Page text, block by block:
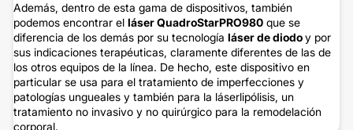
Además, dentro de esta gama de dispositivos, también
podemos encontrar el láser QuadroStarPRO980 que se
diferencia de los demás por su tecnología láser de diodoy por
sus indicaciones terapéuticas, claramente diferentes de las de
los otros equipos de la línea. De hecho, este dispositivo en
particular se usa para el tratamiento de imperfecciones y
patologías ungueales y también para la láserlipólisis, un
tratamiento no invasivo y no quirúrgico para la remodelación
corporal.